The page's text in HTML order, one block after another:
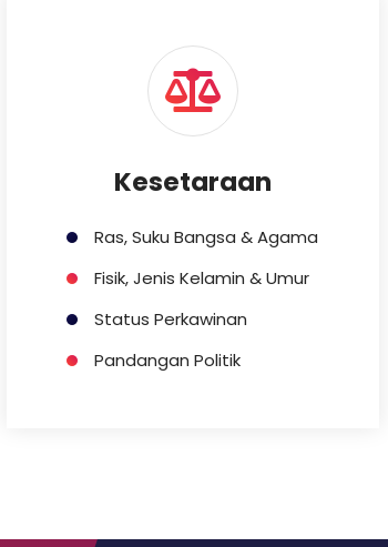
Kesetaraan
Ras, Suku Bangsa & Agama
Fisik, Jenis Kelamin & Umur
Status Perkawinan
Pandangan Politik